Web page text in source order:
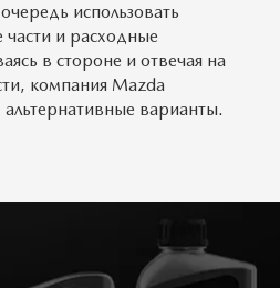
использовать
части и расходные
в стороне и отвечая на
компания Mazda
варианты.